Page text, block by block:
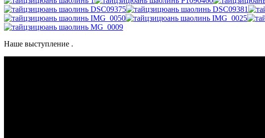
Наше выступление .